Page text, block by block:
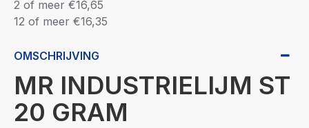
2 of meer €16,65
12 of meer €16,35
OMSCHRIJVING
MR INDUSTRIELIJM ST
20 GRAM